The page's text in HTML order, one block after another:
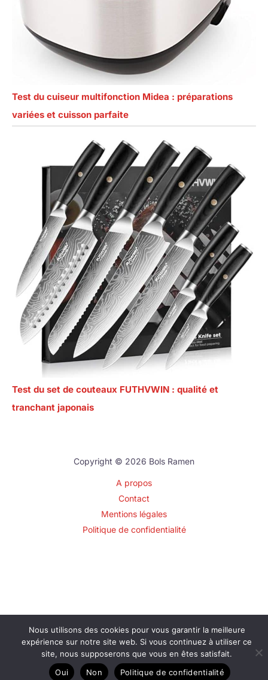
Test du cuiseur multifonction Midea : préparations
variées et cuisson parfaite
Test du set de couteaux FUTHVWIN : qualité et
tranchant japonais
Copyright © 2026 Bols Ramen
A propos
Contact
Mentions légales
Politique de confidentialité
Nous utilisons des cookies pour vous garantir la meilleure
expérience sur notre site web. Si vous continuez à utiliser ce
site, nous supposerons que vous en êtes satisfait.
Oui
Non Politique de confidentialité